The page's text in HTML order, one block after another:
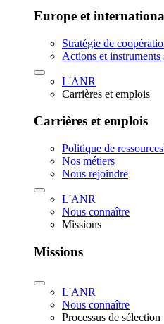
Europe et
Stratégie de
Actions et instruments
L'ANR
Carrières et emplois
Carrières et emplois
Politique de
Nos métiers
Nous rejoindre
L'ANR
Nous connaître
Missions
Missions
L'ANR
Nous connaître
Processus de sélection